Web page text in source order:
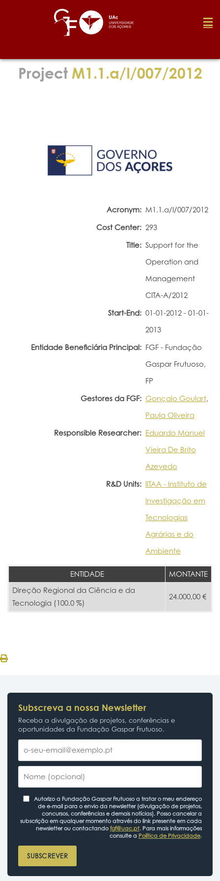
Foundation
ProjectM1.1.a/I/007/2012
Acronym: M1.1.a/I/007/2012
Cost Center: 293
Title: Support for the
Operation and
Management
CITA-A/2012
Start-End: 01-01-2012 - 01-01-
2013
Entidade Beneficiária Principal: FGF - Fundação
Gaspar Frutuoso,
FP
Gestores da FGF: Gonçalo Goulart,
Paula Oliveira
Responsible Researcher: Eduardo Manuel
Vieira De Brito
Azevedo
R&D Units: IITAA - Instituto de
Investigação em
Tecnologias
Agrárias e do
Ambiente
ENTIDADE
MONTANTE
Direção Regional da Ciência e da
Tecnologia (100.0 %)
24.000,00 €
Subscreva a nossa Newsletter
Receba a divulgação de projetos, conferências e
oportunidades da Fundação Gaspar Frutuoso.
Autorizo a Fundação Gaspar Frutuoso a tratar o meu endereço
de e-mail para o envio da newsletter (divulgação de projetos,
concursos, conferências e demais notícias). Posso cancelar a
subscrição em qualquer momento através do link presente em cada
newsletter ou contactando fgf@uac.pt. Para mais informações
consulte a Política de Privacidade.
SUBSCREVER